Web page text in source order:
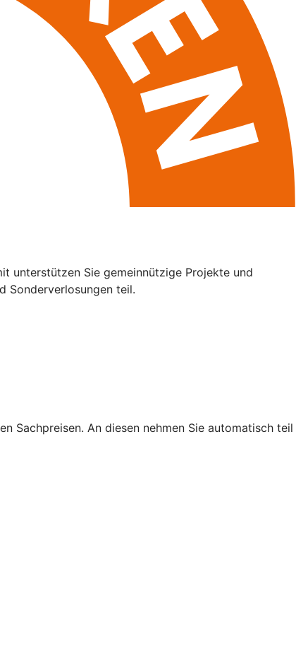
unterstützen Sie gemeinnützige Projekte und
Sonderverlosungen teil.
Sachpreisen. An diesen nehmen Sie automatisch teil